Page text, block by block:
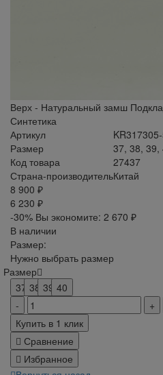
Верх - Натуральный замш
Синтетика
Артикул
Размер
37, 38, 39,
Код товара
27437
Страна-производительКитай
8 900 ₽
6 230 ₽
-30% Вы экономите: 2 670 ₽
В наличии
Размер:
Нужно выбрать размер
Размер
37 38 39 40
Купить в 1 клик
Сравнение
Избранное